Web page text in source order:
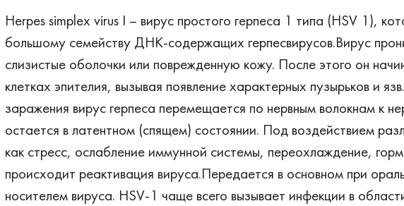
Herpes simplex virus I – вирус простого герпеса 1 типа (HSV 1),
большому семейству ДНК-содержащих герпесвирусов.Вирус
слизистые оболочки или поврежденную кожу. После этого он
клетках эпителия, вызывая появление характерных пузырьков и
заражения вирус герпеса перемещается по нервным волокнам к
остается в латентном (спящем) состоянии. Под воздействием
как стресс, ослабление иммунной системы, переохлаждение,
происходит реактивация вируса.Передается в основном при
носителем вируса. HSV-1 чаще всего вызывает инфекции в